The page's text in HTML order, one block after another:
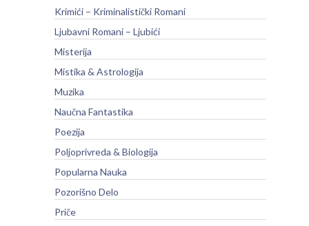
Krimići – Kriminalistički Romani
Ljubavni Romani – Ljubići
Misterija
Mistika & Astrologija
Muzika
Naučna Fantastika
Poezija
Poljoprivreda & Biologija
Popularna Nauka
Pozorišno Delo
Priče